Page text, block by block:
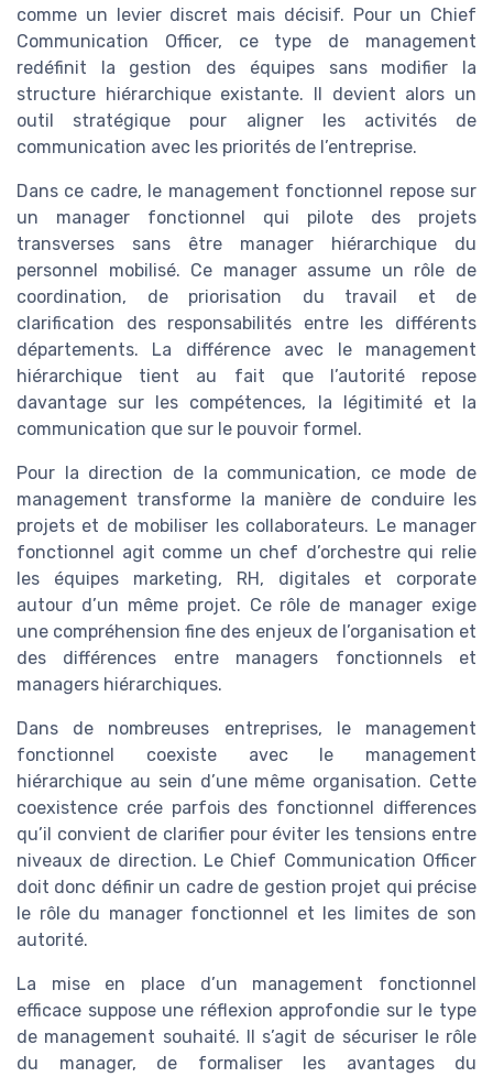
comme un levier discret mais décisif. Pour un Chief
Communication Officer, ce type de management
redéfinit la gestion des équipes sans modifier la
structure hiérarchique existante. Il devient alors un
outil stratégique pour aligner les activités de
communication avec les priorités de l’entreprise.
Dans ce cadre, le management fonctionnel repose sur
un manager fonctionnel qui pilote des projets
transverses sans être manager hiérarchique du
personnel mobilisé. Ce manager assume un rôle de
coordination, de priorisation du travail et de
clarification des responsabilités entre les différents
départements. La différence avec le management
hiérarchique tient au fait que l’autorité repose
davantage sur les compétences, la légitimité et la
communication que sur le pouvoir formel.
Pour la direction de la communication, ce mode de
management transforme la manière de conduire les
projets et de mobiliser les collaborateurs. Le manager
fonctionnel agit comme un chef d’orchestre qui relie
les équipes marketing, RH, digitales et corporate
autour d’un même projet. Ce rôle de manager exige
une compréhension fine des enjeux de l’organisation et
des différences entre managers fonctionnels et
managers hiérarchiques.
Dans de nombreuses entreprises, le management
fonctionnel coexiste avec le management
hiérarchique au sein d’une même organisation. Cette
coexistence crée parfois des fonctionnel differences
qu’il convient de clarifier pour éviter les tensions entre
niveaux de direction. Le Chief Communication Officer
doit donc définir un cadre de gestion projet qui précise
le rôle du manager fonctionnel et les limites de son
autorité.
La mise en place d’un management fonctionnel
efficace suppose une réflexion approfondie sur le type
de management souhaité. Il s’agit de sécuriser le rôle
du manager, de formaliser les avantages du